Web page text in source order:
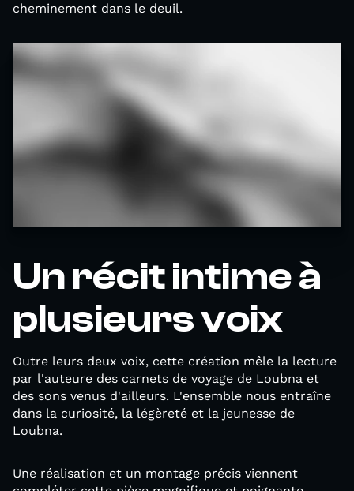
cheminement dans le deuil.
Un récit intime à
plusieurs voix
Outre leurs deux voix, cette création mêle la lecture
par l'auteure des carnets de voyage de Loubna et
des sons venus d'ailleurs. L'ensemble nous entraîne
dans la curiosité, la légèreté et la jeunesse de
Loubna.
Une réalisation et un montage précis viennent